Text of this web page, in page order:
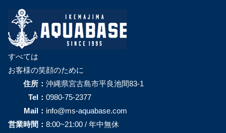
すべては
お客様の笑顔のために
住所： 沖縄県宮古島市平良池間83-1
Tel： 0980-75-2377
Mail： info@ms-aquabase.com
営業時間： 8:00~21:00 / 年中無休